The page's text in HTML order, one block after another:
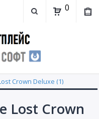
0
Crown Deluxe (1)
Lost Crown